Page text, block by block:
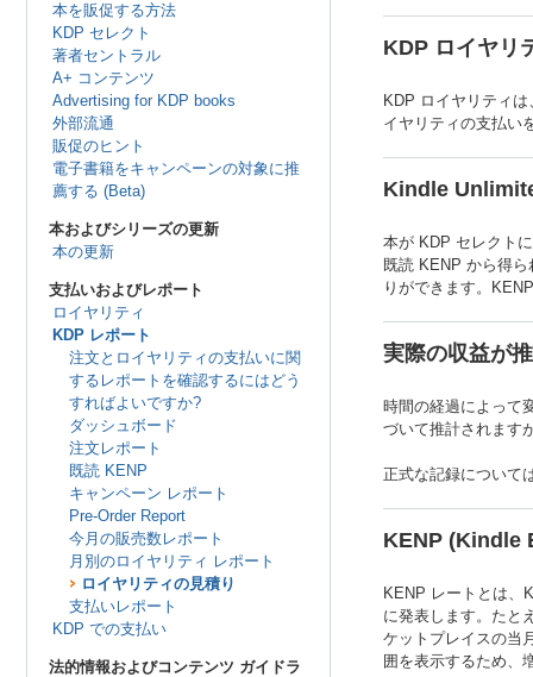
本を販促する方法
KDP セレクト
著者セントラル
A+ コンテンツ
Advertising for KDP books
外部流通
販促のヒント
電子書籍をキャンペーンの対象に推
薦する (Beta)
本およびシリーズの更新
本の更新
支払いおよびレポート
ロイヤリティ
KDP レポート
注文とロイヤリティの支払いに関
するレポートを確認するにはどう
すればよいですか?
ダッシュボード
注文レポート
既読 KENP
キャンペーン レポート
Pre-Order Report
今月の販売数レポート
月別のロイヤリティ レポート
ロイヤリティの見積り
支払いレポート
KDP での支払い
法的情報およびコンテンツ ガイドラ
KDP ロイヤリ
KDP ロイヤリティ
イヤリティの支払い
Kindle
本が KDP セレクト
既読 KENP から得
りができます。
実際の収益が
時間の経過によって
づいて推計されます
正式な記録について
KENP (Kindle
KENP レートとは、
に発表します。たと
ケットプレイスの当
囲を表示するため、